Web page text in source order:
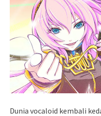
Dunia vocaloid kembali